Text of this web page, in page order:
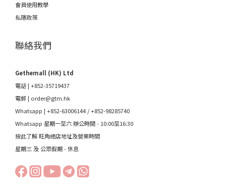
會員使用教學
私隱政策
聯絡我們
Gethemall (HK) Ltd
電話 | +852-35719437
電郵 | order@gtm.hk
Whatsapp | +852-63006144 /+852-98285740
Whatsapp 星期一至六 辦公時間 - 10:00至16:30
按此了解 旺角總店地址及營業時間
星期三 及 公眾假期 - 休息